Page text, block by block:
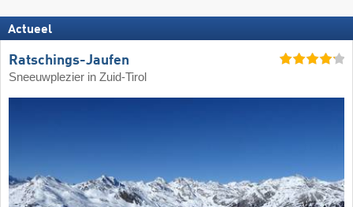
Actueel
Ratschings-Jaufen
Sneeuwplezier in Zuid-Tirol